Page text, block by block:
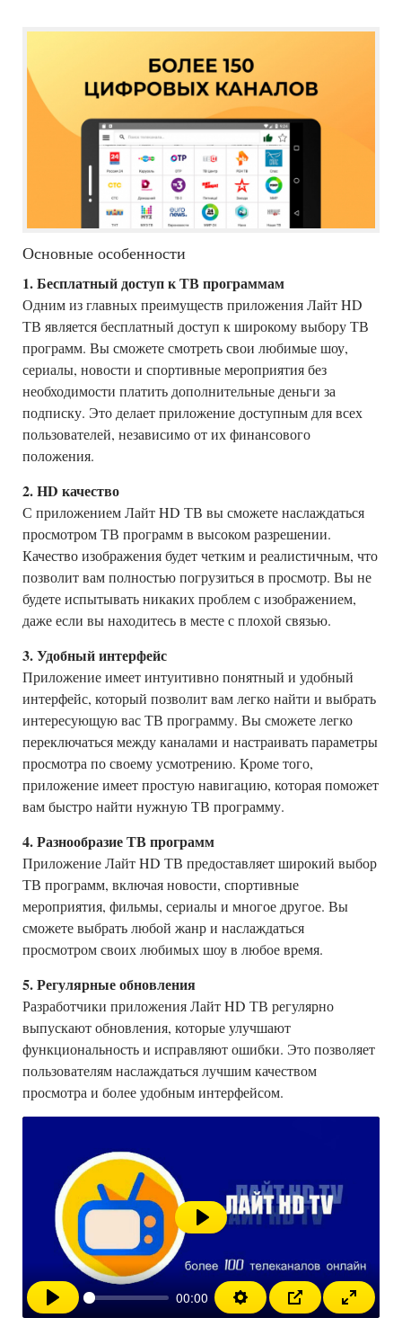
Основные особенности
1. Бесплатный доступ к ТВ программам
Одним из главных преимуществ приложения Лайт HD
ТВ является бесплатный доступ к широкому выбору ТВ
программ. Вы сможете смотреть свои любимые шоу,
сериалы, новости и спортивные мероприятия без
необходимости платить дополнительные деньги за
подписку. Это делает приложение доступным для всех
пользователей, независимо от их финансового
положения.
2. HD качество
С приложением Лайт HD ТВ вы сможете наслаждаться
просмотром ТВ программ в высоком разрешении.
Качество изображения будет четким и реалистичным, что
позволит вам полностью погрузиться в просмотр. Вы не
будете испытывать никаких проблем с изображением,
даже если вы находитесь в месте с плохой связью.
3. Удобный интерфейс
Приложение имеет интуитивно понятный и удобный
интерфейс, который позволит вам легко найти и выбрать
интересующую вас ТВ программу. Вы сможете легко
переключаться между каналами и настраивать параметры
просмотра по своему усмотрению. Кроме того,
приложение имеет простую навигацию, которая поможет
вам быстро найти нужную ТВ программу.
4. Разнообразие ТВ программ
Приложение Лайт HD ТВ предоставляет широкий выбор
ТВ программ, включая новости, спортивные
мероприятия, фильмы, сериалы и многое другое. Вы
сможете выбрать любой жанр и наслаждаться
просмотром своих любимых шоу в любое время.
5. Регулярные обновления
Разработчики приложения Лайт HD ТВ регулярно
выпускают обновления, которые улучшают
функциональность и исправляют ошибки. Это позволяет
пользователям наслаждаться лучшим качеством
просмотра и более удобным интерфейсом.
00:00
Воспроизвести